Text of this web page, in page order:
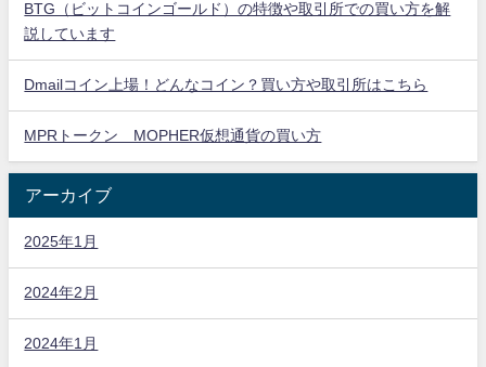
BTG（ビットコインゴールド）の特徴や取引所での買い方を解
説しています
Dmailコイン上場！どんなコイン？買い方や取引所はこちら
MPRトークン MOPHER仮想通貨の買い方
アーカイブ
2025年1月
2024年2月
2024年1月